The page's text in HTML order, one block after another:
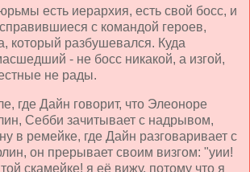
есть иерархия, есть свой босс, и
с командой героев,
который разбушевался. Куда
- не босс никакой, а изгой,
не рады.
где Дайн говорит, что Элеоноре
Себби зачитывает с надрывом,
в ремейке, где Дайн разговаривает с
он прерывает своим визгом: "уии!
скамейке! я её вижу, потому что я